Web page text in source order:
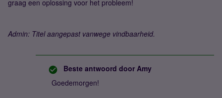
graag een oplossing voor het probleem!
Admin: Titel aangepast vanwege vindbaarheid.
Beste antwoord door Amy
Goedemorgen!